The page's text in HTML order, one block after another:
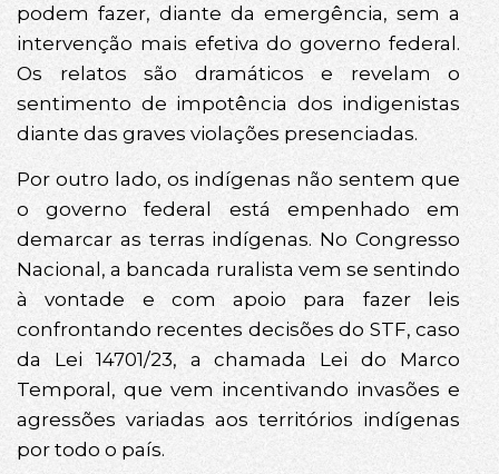
podem fazer, diante da emergência, sem a
intervenção mais efetiva do governo federal.
Os relatos são dramáticos e revelam o
sentimento de impotência dos indigenistas
diante das graves violações presenciadas.
Por outro lado, os indígenas não sentem que
o governo federal está empenhado em
demarcar as terras indígenas. No Congresso
Nacional, a bancada ruralista vem se sentindo
à vontade e com apoio para fazer leis
confrontando recentes decisões do STF, caso
da Lei 14701/23, a chamada Lei do Marco
Temporal, que vem incentivando invasões e
agressões variadas aos territórios indígenas
por todo o país.